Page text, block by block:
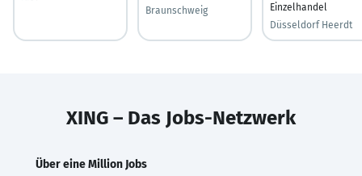
Braunschweig
Einzelhandel
Düsseldorf Heerdt
XING – Das Jobs-Netzwerk
Über eine Million Jobs